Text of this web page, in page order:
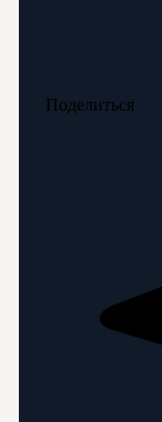
Поделиться